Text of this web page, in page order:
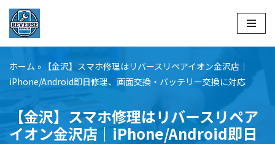
コ
ン
テ
ン
キ
ホーム » 【金沢】スマホ修理はリバースリペアイオン金沢店｜
iPhone/Android即日修理、画面交換・バッテリー交換に対応
【金沢】スマホ修理はリバースリペア
イオン金沢店｜iPhone/Android即日